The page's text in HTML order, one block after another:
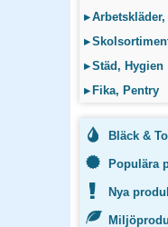
▸Arbetskläder,
▸
▸Städ, Hygien
▸ Fika, Pentry
Bläck &
Populära
Nya
1-2 dagar